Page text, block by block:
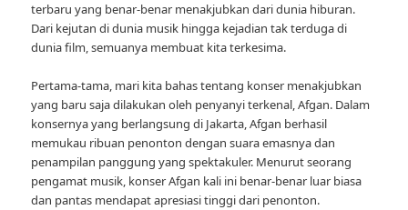
terbaru yang benar-benar menakjubkan dari dunia hiburan.
Dari kejutan di dunia musik hingga kejadian tak terduga di
dunia film, semuanya membuat kita terkesima.
Pertama-tama, mari kita bahas tentang konser menakjubkan
yang baru saja dilakukan oleh penyanyi terkenal, Afgan. Dalam
konsernya yang berlangsung di Jakarta, Afgan berhasil
memukau ribuan penonton dengan suara emasnya dan
penampilan panggung yang spektakuler. Menurut seorang
pengamat musik, konser Afgan kali ini benar-benar luar biasa
dan pantas mendapat apresiasi tinggi dari penonton.